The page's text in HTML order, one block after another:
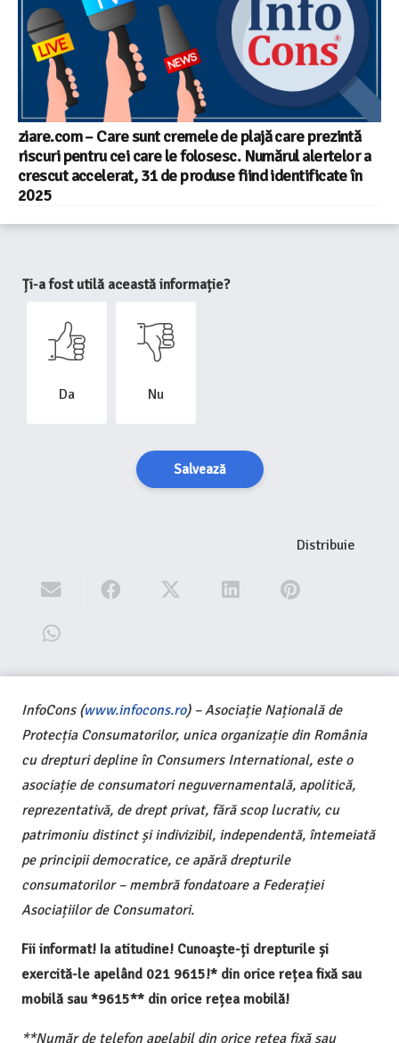
ziare.com – Care sunt cremele de plajă care prezintă
riscuri pentru cei care le folosesc. Numărul alertelor a
crescut accelerat, 31 de produse fiind identificate în
2025
Ți-a fost utilă această informație?
Da Nu
Salvează
Distribuie
InfoCons (www.infocons.ro) – Asociație Națională de
Protecția Consumatorilor, unica organizație din România
cu drepturi depline în Consumers International, este o
asociație de consumatori neguvernamentală, apolitică,
reprezentativă, de drept privat, fără scop lucrativ, cu
patrimoniu distinct și indivizibil, independentă, întemeiată
pe principii democratice, ce apără drepturile
consumatorilor – membră fondatoare a Federației
Asociațiilor de Consumatori.
Fii informat! Ia atitudine! Cunoaște-ți drepturile și
exercită-le apelând 021 9615!* din orice rețea fixă sau
mobilă sau *9615** din orice rețea mobilă!
**Număr de telefon apelabil din orice rețea fixă sau